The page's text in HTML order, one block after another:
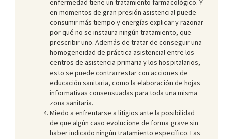
en momentos de gran presión asistencial puede
consumir más tiempo y energías explicar y razonar
por qué no se instaura ningún tratamiento, que
prescribir uno. Además de tratar de conseguir una
homogeneidad de práctica asistencial entre los
centros de asistencia primaria y los hospitalarios,
esto se puede contrarrestar con acciones de
educación sanitaria, como la elaboración de hojas
informativas consensuadas para toda una misma
zona sanitaria.
Miedo a enfrentarse a litigios ante la posibilidad
de que algún caso evolucione de forma grave sin
haber indicado ningún tratamiento específico. Las